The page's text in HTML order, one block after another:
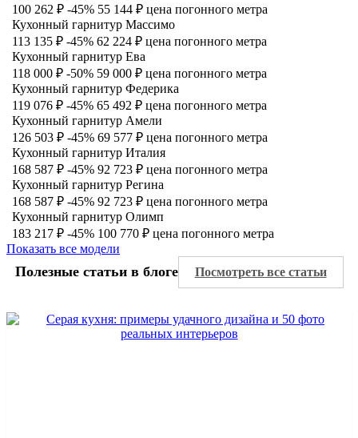
100 262 ₽ -45% 55 144 ₽ цена погонного метра
Кухонный гарнитур Массимо
113 135 ₽ -45% 62 224 ₽ цена погонного метра
Кухонный гарнитур Ева
118 000 ₽ -50% 59 000 ₽ цена погонного метра
Кухонный гарнитур Федерика
119 076 ₽ -45% 65 492 ₽ цена погонного метра
Кухонный гарнитур Амели
126 503 ₽ -45% 69 577 ₽ цена погонного метра
Кухонный гарнитур Италия
168 587 ₽ -45% 92 723 ₽ цена погонного метра
Кухонный гарнитур Регина
168 587 ₽ -45% 92 723 ₽ цена погонного метра
Кухонный гарнитур Олимп
183 217 ₽ -45% 100 770 ₽ цена погонного метра
Показать все модели
Полезные статьи в блоге Посмотреть все статьи